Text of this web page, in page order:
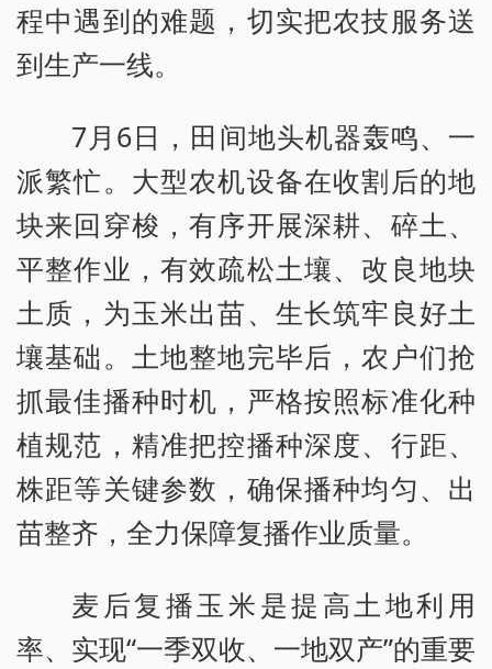
程中遇到的难题，切实把农技服务送
到生产一线。
7月6日，田间地头机器轰鸣、一
派繁忙。大型农机设备在收割后的地
块来回穿梭，有序开展深耕、碎土、
平整作业，有效疏松土壤、改良地块
土质，为玉米出苗、生长筑牢良好土
壤基础。土地整地完毕后，农户们抢
抓最佳播种时机，严格按照标准化种
植规范，精准把控播种深度、行距、
株距等关键参数，确保播种均匀、出
苗整齐，全力保障复播作业质量。
麦后复播玉米是提高土地利用
率、实现“一季双收、一地双产”的重要